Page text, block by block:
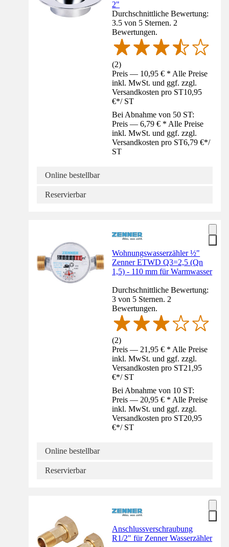
2"
Durchschnittliche Bewertung:
3.5 von 5 Sternen. 2
Bewertungen.
(2)
Preis — 10,95 € * Alle Preise
inkl. MwSt. und ggf. zzgl.
Versandkosten pro ST10,95
€*/ ST
Bei Abnahme von 50 ST:
Preis — 6,79 € * Alle Preise
inkl. MwSt. und ggf. zzgl.
Versandkosten pro ST6,79 €*/
ST
Online bestellbar
Reservierbar
Wohnungswasserzähler ½"
Zenner ETWD Q3=2,5 (Qn
1,5) - 110 mm für Warmwasser
Durchschnittliche Bewertung:
3 von 5 Sternen. 2
Bewertungen.
(2)
Preis — 21,95 € * Alle Preise
inkl. MwSt. und ggf. zzgl.
Versandkosten pro ST21,95
€*/ ST
Bei Abnahme von 10 ST:
Preis — 20,95 € * Alle Preise
inkl. MwSt. und ggf. zzgl.
Versandkosten pro ST20,95
€*/ ST
Online bestellbar
Reservierbar
Anschlussverschraubung
R1/2" für Zenner Wasserzähler